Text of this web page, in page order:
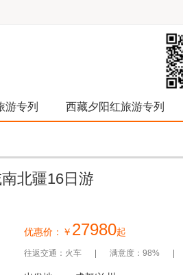
游专列 西藏夕阳红旅游专列
北疆16日游
优惠价：￥ 27980起
往返交通：火车 满意度：98%